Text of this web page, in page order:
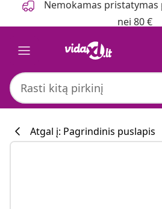
Nemokamas
nei 80 €
Atgal į: Pagrindinis puslapis